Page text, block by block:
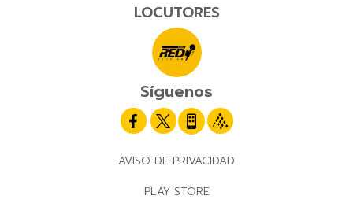
LOCUTORES
Síguenos
AVISO DE PRIVACIDAD
PLAY STORE